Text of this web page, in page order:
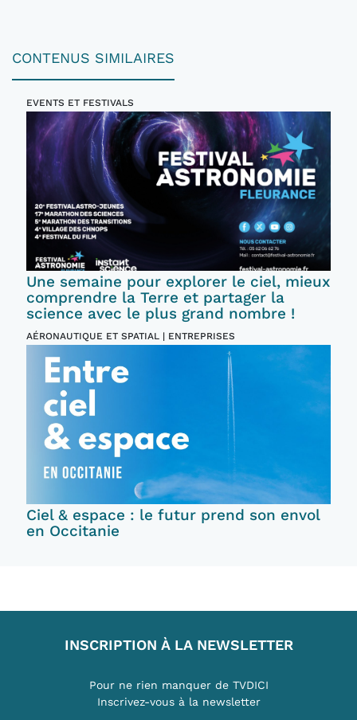
CONTENUS SIMILAIRES
EVENTS ET FESTIVALS
Une semaine pour explorer le ciel, mieux
comprendre la Terre et partager la
science avec le plus grand nombre !
AÉRONAUTIQUE ET SPATIAL | ENTREPRISES
Ciel & espace : le futur prend son envol
en Occitanie
INSCRIPTION À LA NEWSLETTER
Pour ne rien manquer de TVDICI
Inscrivez-vous à la newsletter